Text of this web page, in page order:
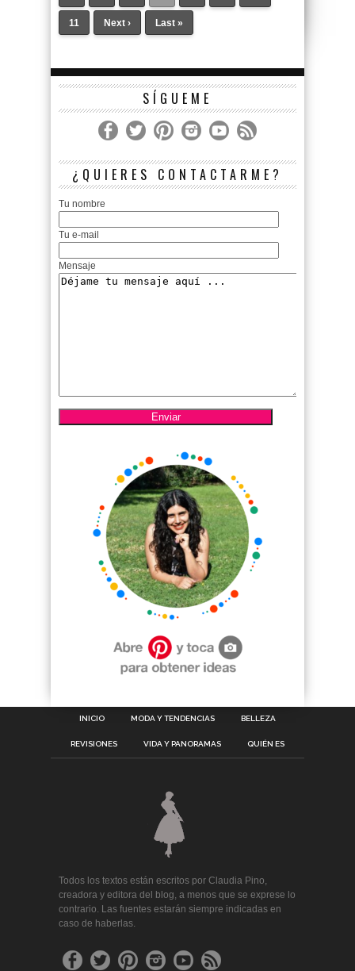
11 Next › Last »
SÍGUEME
¿QUIERES CONTACTARME?
Tu nombre
Tu e-mail
Mensaje
INICIO MODA Y TENDENCIAS BELLEZA
REVISIONES VIDA Y PANORAMAS QUIÉN ES
Todos los textos están escritos por Claudia Pino,
creadora y editora del blog, a menos que se exprese lo
contrario. Las fuentes estarán siempre indicadas en
caso de haberlas.